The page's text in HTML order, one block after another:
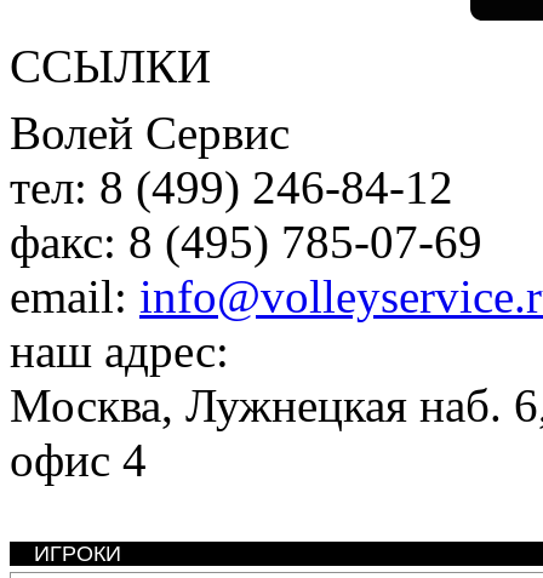
ССЫЛКИ
Волей Сервис
тел: 8 (499) 246-84-12
факс: 8 (495) 785-07-69
email:
наш адрес:
Москва, Лужнецкая наб.
офис 4
ИГРОКИ